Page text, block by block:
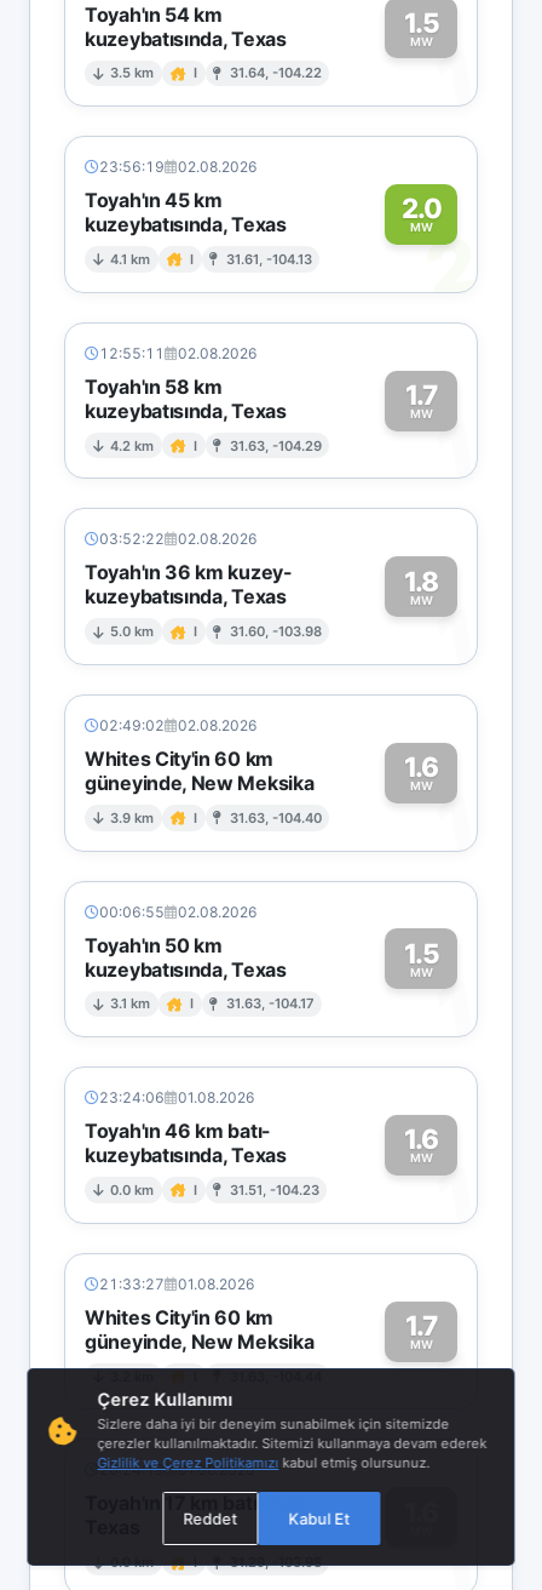
Toyah'ın 54 km
kuzeybatısında, Texas
3.5 km I 31.64, -104.22
1.5
MW1
23:56:19 02.08.2026
Toyah'ın 45 km
kuzeybatısında, Texas
4.1 km I 31.61, -104.13
2.0
MW
2
12:55:11 02.08.2026
Toyah'ın 58 km
kuzeybatısında, Texas
4.2 km I 31.63, -104.29
1.7
MW1
03:52:22 02.08.2026
Toyah'ın 36 km kuzey-
kuzeybatısında, Texas
5.0 km I 31.60, -103.98
1.8
MW1
02:49:02 02.08.2026
Whites City'in 60 km
güneyinde, New Meksika
3.9 km I 31.63, -104.40
1.6
MW1
00:06:55 02.08.2026
Toyah'ın 50 km
kuzeybatısında, Texas
3.1 km I 31.63, -104.17
1.5
MW1
23:24:06 01.08.2026
Toyah'ın 46 km batı-
kuzeybatısında, Texas
0.0 km I 31.51, -104.23
1.6
MW1
21:33:27 01.08.2026
Whites City'in 60 km
güneyinde, New Meksika
1.7
MW1
20:24:19 01.08.2026
0.0 km I 31.29, -103.98 1
Çerez Kullanımı
Sizlere daha iyi bir deneyim sunabilmek için sitemizde
çerezler kullanılmaktadır. Sitemizi kullanmaya devam ederek
Gizlilik ve Çerez Politikamızı kabul etmiş olursunuz.
Reddet Kabul Et